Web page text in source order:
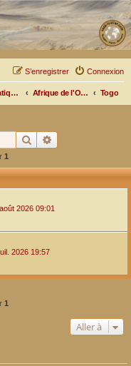
Connexion
S’enregistrer
Fiches pratiques par pays, pistes et bivouacs Afrique de l'Ouest Togo
Rechercher
1
2026 09:01
2026 19:57
1
Aller à